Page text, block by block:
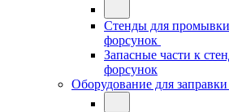
Стенды для
форсунок
Запасные части к
форсунок
Оборудование для